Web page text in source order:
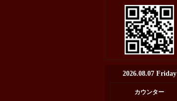
2026.08.07 Friday
カウンター